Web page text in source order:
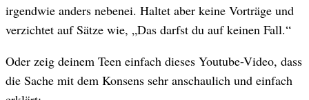
irgendwie anders nebenei. Haltet aber keine Vorträge und
verzichtet auf Sätze wie, „Das darfst du auf keinen Fall.“
Oder zeig deinem Teen einfach dieses Youtube-Video, dass
die Sache mit dem Konsens sehr anschaulich und einfach